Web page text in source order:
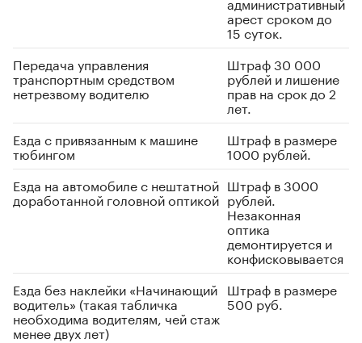
арест сроком до
15 суток.
Передача управления
транспортным средством
нетрезвому водителю
Штраф 30 000
рублей и лишение
прав на срок до 2
лет.
Езда с привязанным к машине
тюбингом
Штраф в размере
1000 рублей.
Езда на автомобиле с нештатной
доработанной головной оптикой
Штраф в 3000
рублей.
Незаконная
оптика
демонтируется и
конфисковывается
Езда без наклейки «Начинающий
водитель» (такая табличка
необходима водителям, чей стаж
менее двух лет)
Штраф в размере
500 руб.